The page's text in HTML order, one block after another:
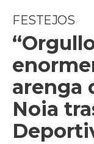
FESTEJOS
arenga
Noia